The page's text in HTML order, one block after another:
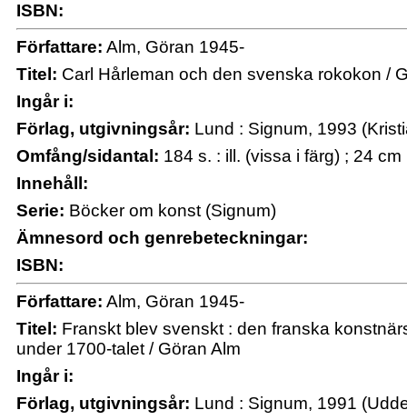
ISBN:
Författare: Alm, Göran 1945-
Titel: Carl Hårleman och den svenska rokokon /
Ingår i:
Förlag, utgivningsår: Lund : Signum, 1993
Omfång/sidantal: 184 s. : ill. (vissa i färg) ; 24 cm
Innehåll:
Serie: Böcker om konst (Signum)
Ämnesord och genrebeteckningar:
ISBN:
Författare: Alm, Göran 1945-
Titel: Franskt blev svenskt : den franska
under 1700-talet / Göran Alm
Ingår i:
Förlag, utgivningsår: Lund : Signum, 1991